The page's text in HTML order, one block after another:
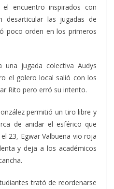
encuentro inspirados con
desarticular las jugadas de
poco orden en los primeros
jugada colectiva Audys
el golero local salió con los
Rito pero erró su intento.
permitió un tiro libre y
de anidar el esférico que
23, Egwar Valbuena vio roja
y deja a los académicos
trató de reordenarse